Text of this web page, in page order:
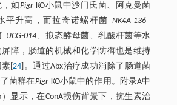
如 Pigr-KO小鼠中沙门氏菌、阿克曼菌
平升高，而拉奇诺螺杆菌_NK4A 136
UCG-014、拟态酵母菌、乳酸杆菌等水
障，肠道的机械和化学防御也是维持
素[24 ]。通过Abx治疗成功消除了肠道菌
菌群在Pigr-KO小鼠中的作用。附录A中
显示，在ConA损伤背景下，抗生素治